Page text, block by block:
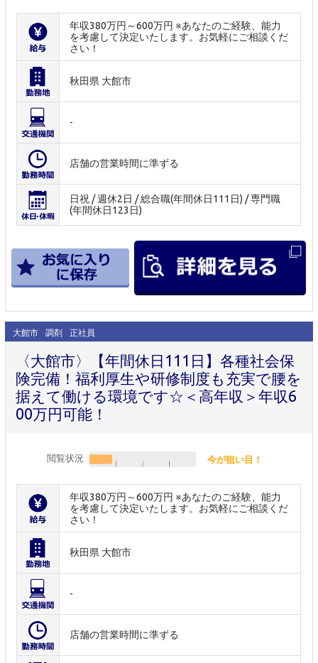
年収380万円～600万円 ※あなたのご経験、能力
を考慮して決定いたします。お気軽にご相談くだ
さい！
秋田県 大館市
-
店舗の営業時間に準ずる
日祝 / 週休2日 / 総合職(年間休日111日) / 専門職
(年間休日123日)
大館市 調剤 正社員
〈大館市〉【年間休日111日】各種社会保
険完備！福利厚生や研修制度も充実で腰を
据えて働ける環境です☆＜高年収＞年収6
00万円可能！
閲覧状況 今が狙い目！
年収380万円～600万円 ※あなたのご経験、能力
を考慮して決定いたします。お気軽にご相談くだ
さい！
秋田県 大館市
-
店舗の営業時間に準ずる